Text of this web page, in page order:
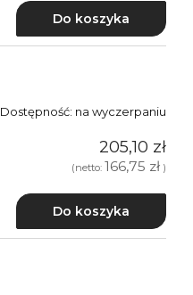
Do koszyka
Dostępność: na wyczerpaniu
205,10 zł
(netto: 166,75 zł )
Do koszyka